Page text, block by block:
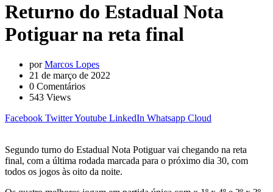
Returno do Estadual Nota
Potiguar na reta final
porMarcos Lopes
21 de março de 2022
0 Comentários
543 Views
Facebook TwitterYoutube LinkedIn Whatsapp Cloud
Segundo turno do Estadual Nota Potiguar vai chegando na reta
final, com a última rodada marcada para o próximo dia 30, com
todos os jogos às oito da noite.